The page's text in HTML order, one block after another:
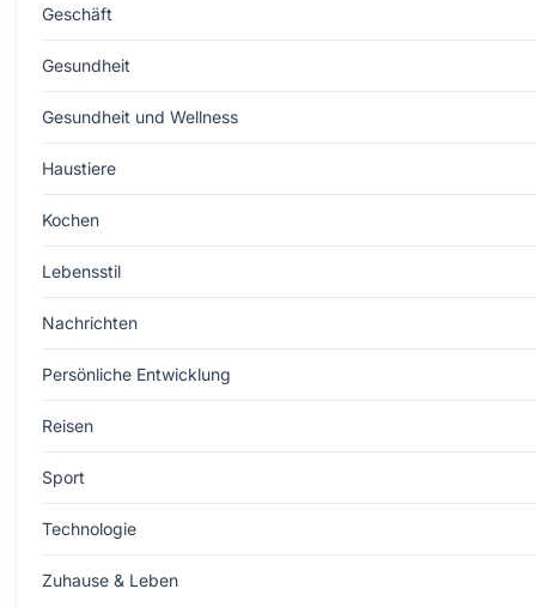
Geschäft
Gesundheit
Gesundheit und Wellness
Haustiere
Kochen
Lebensstil
Nachrichten
Persönliche Entwicklung
Reisen
Sport
Technologie
Zuhause & Leben